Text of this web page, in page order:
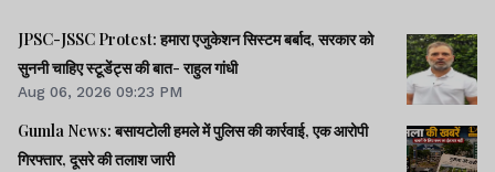
बता दें कि इससे पहले 5 मार्च को जोरहाट एयर फोर्स
स्टेशन से एक दो-सीटर लड़ाकू विमान नियमित
JPSC-JSSC Protest: हमारा एजुकेशन सिस्टम बर्बाद, सरकार को
सुननी चाहिए स्टूडेंट्स की बात- राहुल गांधी
Aug 06, 2026 09:23 PM
Gumla News: बसायटोली हमले में पुलिस की कार्रवाई, एक आरोपी
गिरफ्तार, दूसरे की तलाश जारी